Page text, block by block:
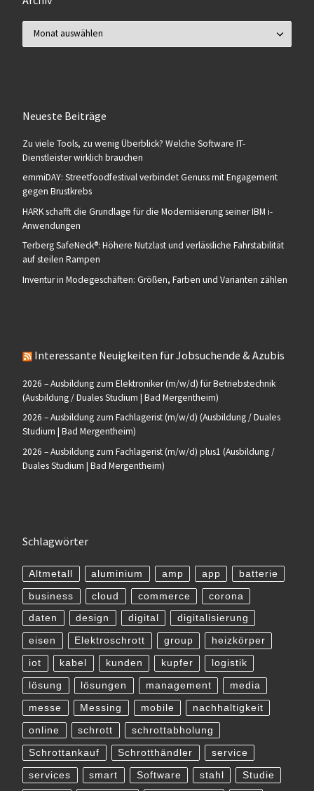
Neueste Beiträge
Zu viele Tools, zu wenig Überblick? Welche Software IT-
Dienstleister wirklich brauchen
emmiDAY: Streetfoodfestival verbindet Genuss mit Engagement
gegen Brustkrebs
HARK schafft die Grundlage für die Modernisierung seiner IBM i-
Anwendungen
Terberg SafeNeck®: Höhere Nutzlast und verlässliche Fahrstabilität
auf steilen Rampen
Inventur in Modegeschäften: Größen, Farben und Varianten zählen
Interessante Neuigkeiten für Jobsuchende & Azubis
2026 – Ausbildung zum Elektroniker (m/w/d) für Betriebstechnik
(Ausbildung / Duales Studium | Bad Mergentheim)
2026 – Ausbildung zum Fachlagerist (m/w/d) (Ausbildung / Duales
Studium | Bad Mergentheim)
2026 – Ausbildung zum Fachlagerist (m/w/d) plus1 (Ausbildung /
Duales Studium | Bad Mergentheim)
Schlagwörter
Altmetall aluminium amp app batterie
business cloud commerce corona
daten design digital digitalisierung
eisen Elektroschrott group heizkörper
iot kabel kunden kupfer logistik
lösung lösungen management media
messe Messing mobile nachhaltigkeit
online schrott schrottabholung
Schrottankauf Schrotthändler service
services smart Software stahl Studie